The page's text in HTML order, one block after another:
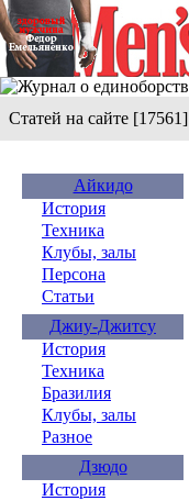
Статей на сайте [17561]
Айкидо
История
Техника
Клубы, залы
Персона
Статьи
Джиу-Джитсу
История
Техника
Бразилия
Клубы, залы
Разное
Дзюдо
История